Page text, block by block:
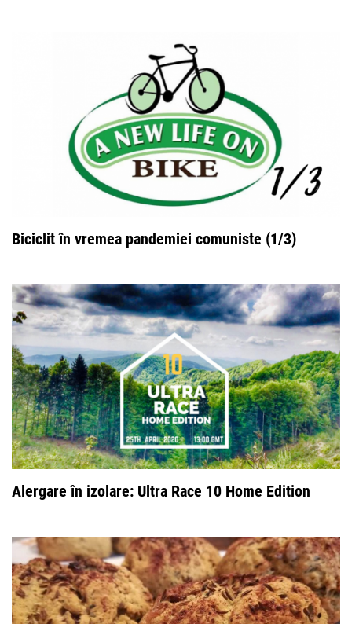
Biciclit în vremea pandemiei comuniste (1/3)
Alergare în izolare: Ultra Race 10 Home Edition